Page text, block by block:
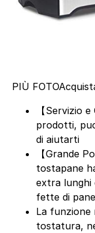
PIÙ FOTO
【Servizio
prodotti,
di aiutarti
【Grande
tostapane
extra lunghi
fette di
La funzione
tostatura,